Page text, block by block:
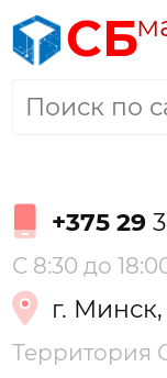
СБ
+375 29
С 8:30 до
г.
Территория